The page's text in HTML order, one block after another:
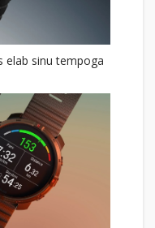
elab sinu tempoga